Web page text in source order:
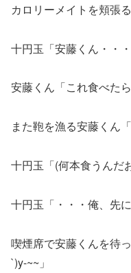
カロリーメイトを頬張
十円玉「安藤くん・・
安藤くん「これ食べた
また鞄を漁る安藤くん
十円玉「(何本食うんだ
十円玉「・・・俺、先
喫煙席で安藤くんを待
`)y-~~」